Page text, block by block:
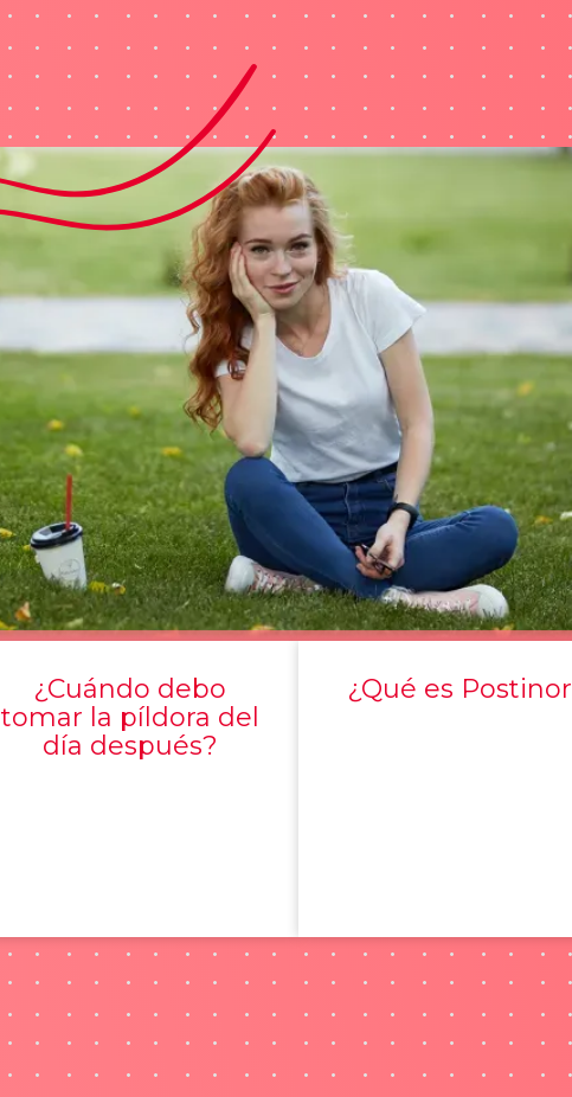
¿Cuándo debo
tomar la píldora del
día después?
¿Qué es